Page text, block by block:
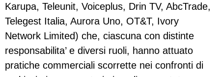
Karupa, Teleunit, Voiceplus, Drin TV, AbcTrade,
Telegest Italia, Aurora Uno, OT&T, Ivory
Network Limited) che, ciascuna con distinte
responsabilita’ e diversi ruoli, hanno attuato
pratiche commerciali scorrette nei confronti di